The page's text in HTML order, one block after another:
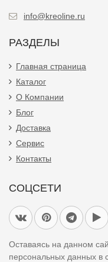
info@kreoline.ru
РАЗДЕЛЫ
Главная страница
Каталог
О Компании
Блог
Доставка
Сервис
Контакты
СОЦСЕТИ
Оставаясь на данном
персональных данных в